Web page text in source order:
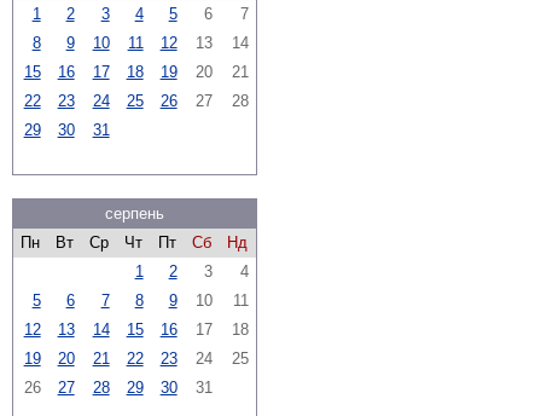
1
2 3 4 5 6
7
8
9 10 11 12 13
14
15
16 17 18 19 20
21
22
23 24 25 26 27
28
29
30 31
серпень
Пн
Вт Ср Чт Пт Сб
Нд
1
2 3
4
5
6 7 8 9 10
11
12
13 14 15 16 17
18
19
20 21 22 23 24
25
26
27 28 29 30 31